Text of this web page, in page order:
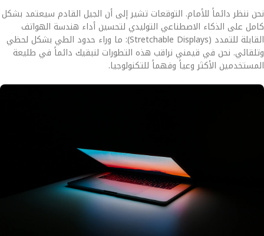
نحن ننظر دائماً للأمام. التوقعات تشير إلى أن الجيل القادم سيعتمد بشكل
كامل على الذكاء الاصطناعي التوليدي لتحسين أداء هندسة الهواتف
القابلة للتمدد (Stretchable Displays): ما وراء حدود الطي بشكل لحظي
وتلقائي. نحن في قيمني نراقب هذه التطورات لنبقيك دائماً في طليعة
المستخدمين الأكثر وعياً وفهماً للتكنولوجيا.